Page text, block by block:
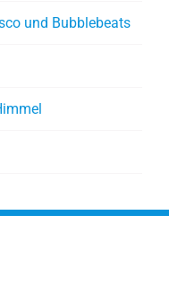
und Bubblebeats